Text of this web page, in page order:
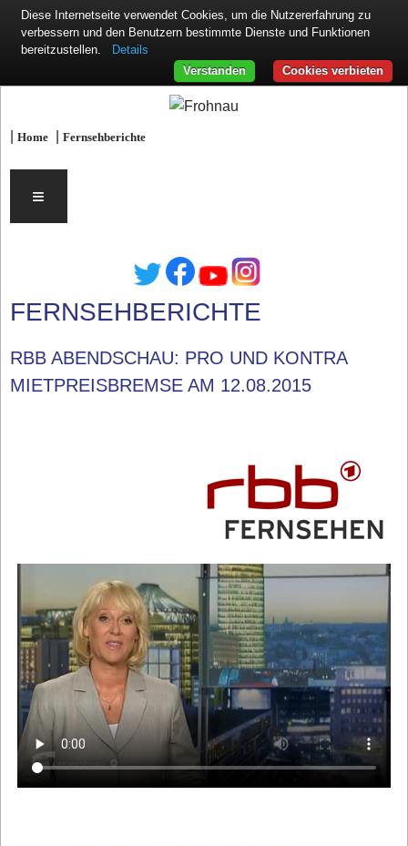
|Home |Fernsehberichte
≡
FERNSEHBERICHTE
RBB ABENDSCHAU: PRO UND KONTRA
MIETPREISBREMSE AM 12.08.2015
Diese Internetseite verwendet Cookies, um die Nutzererfahrung zu
verbessern und den Benutzern bestimmte Dienste und Funktionen
bereitzustellen.
Details
Cookies verbieten
Verstanden